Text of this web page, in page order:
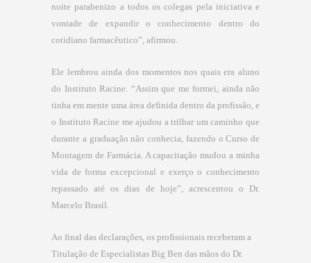
noite parabenizo a todos os colegas pela iniciativa e
vontade de expandir o conhecimento dentro do
cotidiano farmacêutico”, afirmou.
Ele lembrou ainda dos momentosnos quais era aluno
do Instituto Racine. “Assim que me formei, ainda não
tinha em mente uma área definida dentro da profissão, e
o Instituto Racine me ajudou a trilhar um caminho que
durante a graduação não conhecia, fazendo o Curso de
Montagem de Farmácia. A capacitação mudou a minha
vida de forma excepcional e exerço o conhecimento
repassado até os dias de hoje”, acrescentou o Dr.
Marcelo Brasil.
Ao final das declarações, os profissionais receberam a
Titulação de Especialistas Big Ben das mãos do Dr.